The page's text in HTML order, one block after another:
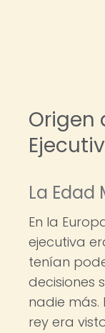
Origen
La Edad
En la
ejecutiva
tenían
decisiones
nadie más.
rey era